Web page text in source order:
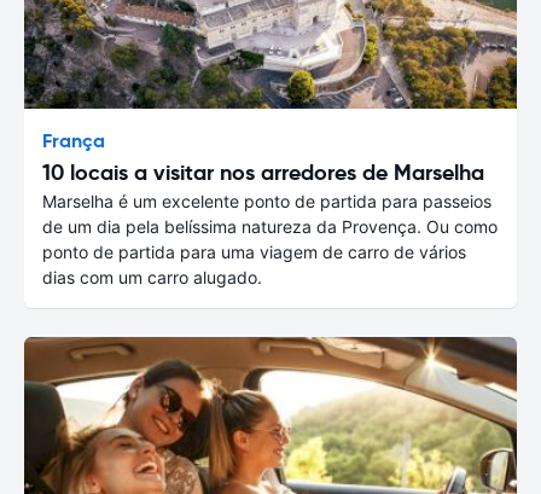
França
10 locais a visitar nos arredores de Marselha
Marselha é um excelente ponto de partida para passeios
de um dia pela belíssima natureza da Provença. Ou como
ponto de partida para uma viagem de carro de vários
dias com um carro alugado.